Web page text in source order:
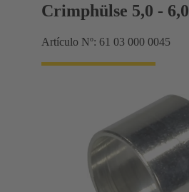
Crimphülse 5,0 - 6,0
Artículo Nº: 61 03 000 0045